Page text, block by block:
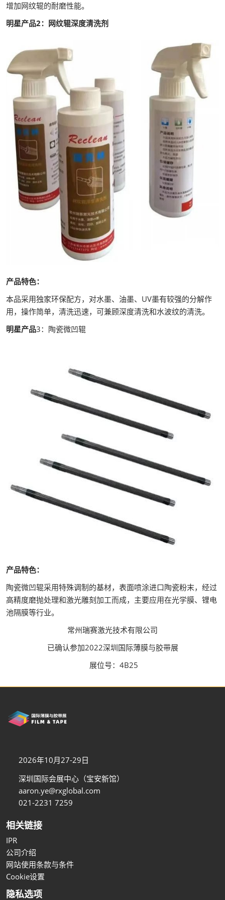
增加网纹辊的耐磨性能。
明星产品2：网纹辊深度清洗剂
产品特色：
本品采用独家环保配方，对水墨、油墨、UV墨有较强的分解作
用，操作简单，清洗迅速，可兼顾深度清洗和水波纹的清洗。
明星产品3：陶瓷微凹辊
产品特色：
陶瓷微凹辊采用特殊调制的基材，表面喷涂进口陶瓷粉末，经过
高精度磨抛处理和激光雕刻加工而成，主要应用在光学膜、锂电
池隔膜等行业。
常州瑞赛激光技术有限公司
已确认参加2022深圳国际薄膜与胶带展
展位号：4B25
2026年10月27-29日
深圳国际会展中心（宝安新馆）
aaron.ye@rxglobal.com
021-2231 7259
相关链接
IPR
公司介绍
网站使用条款与条件
Cookie设置
隐私选项